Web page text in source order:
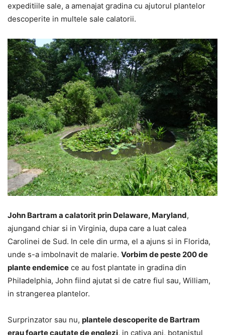
expeditiile sale, a amenajat gradina cu ajutorul plantelor
descoperite in multele sale calatorii.
John Bartram a calatorit prin Delaware, Maryland,
ajungand chiar si in Virginia, dupa care a luat calea
Carolinei de Sud. In cele din urma, el a ajuns si in Florida,
unde s-a imbolnavit de malarie. Vorbim de peste 200 de
plante endemice ce au fost plantate in gradina din
Philadelphia, John fiind ajutat si de catre fiul sau, William,
in strangerea plantelor.
Surprinzator sau nu, plantele descoperite de Bartram
erau foarte cautate de englezi, in cativa ani, botanistul